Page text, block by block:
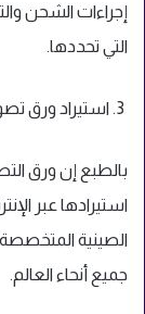
إجراءات الشحن
التي تحددها.
3. استيراد ورق تصوير من الصين عبر الإنترنت
بالطبع إن ورق
استيرادها عبر
الصينية
جميع أنحاء العالم.